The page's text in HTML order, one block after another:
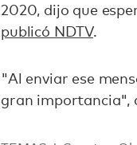
2020, dijo que
publicó NDTV.
"Al enviar ese
gran importancia",